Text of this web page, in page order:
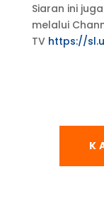
Siaran ini
melalui
TV https://